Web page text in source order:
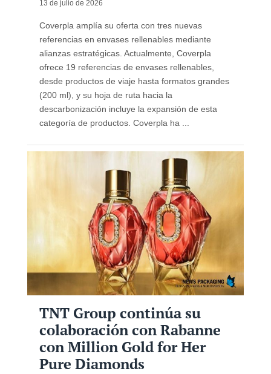
13 de julio de 2026
Coverpla amplía su oferta con tres nuevas
referencias en envases rellenables mediante
alianzas estratégicas. Actualmente, Coverpla
ofrece 19 referencias de envases rellenables,
desde productos de viaje hasta formatos grandes
(200 ml), y su hoja de ruta hacia la
descarbonización incluye la expansión de esta
categoría de productos. Coverpla ha ...
TNT Group continúa su
colaboración con Rabanne
con Million Gold for Her
Pure Diamonds